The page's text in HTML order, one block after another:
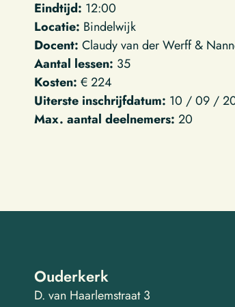
Eindtijd: 12:00
Locatie: Bindelwijk
Docent: Claudy van der Werff &
Aantal lessen: 35
Kosten: € 224
Uiterste inschrijfdatum: 10 / 09 /
Max. aantal deelnemers: 20
Ouderkerk
D. van Haarlemstraat 3